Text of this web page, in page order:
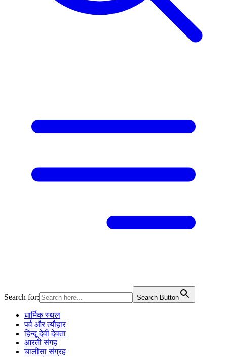
Search for: Search Button
धार्मिक स्थल
पर्व और त्यौहार
हिन्दू देवी देवता
आरती संगह
चालीसा संग्रह